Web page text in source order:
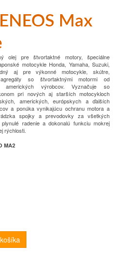
Max
olej pre štvortaktné motory, špeciálne
motocykle Honda, Yamaha, Suzuki,
aj pre výkonné motocykle, skútre,
so štvortaktnými motormi od
amerických výrobcov. Vyznačuje so
pri nových aj starších motocykloch
amerických, európskych a ďalších
a ponúka vynikajúcu ochranu motora a
spojky a prevodovky za všetkých
radenie a dokonalú funkciu mokrej
rýchlosti.
MA2